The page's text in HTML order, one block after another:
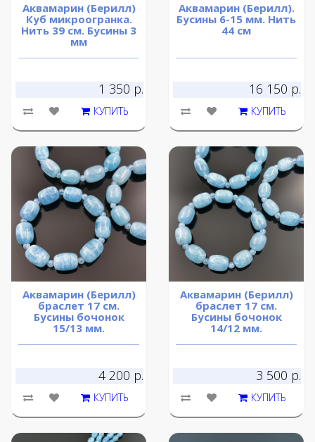
Аквамарин (Берилл)
Куб микроогранка.
Нить 39 см. Бусины 3
мм
1 350 р.
КУПИТЬ
Аквамарин (Берилл).
Бусины 6-15 мм. Нить
44 см
16 150 р.
КУПИТЬ
Аквамарин (Берилл)
браслет 17 см.
Бусины бочонок
15/13 мм.
4 200 р.
КУПИТЬ
Аквамарин (Берилл)
браслет 17 см.
Бусины бочонок
14/12 мм.
3 500 р.
КУПИТЬ